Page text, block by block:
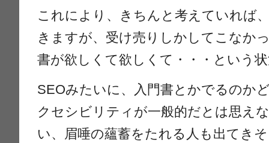
これにより、きちんと考えていれば
きますが、受け売りしかしてこなか
書が欲しくて欲しくて・・・という
SEOみたいに、入門書とかでるのか
クセシビリティが一般的だとは思え
い、眉唾の蘊蓄をたれる人も出てき